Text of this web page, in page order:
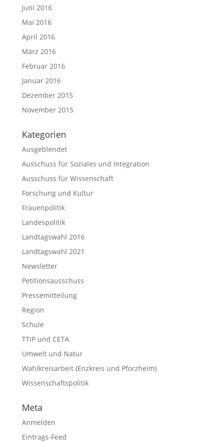
Juni 2016
Mai 2016
April 2016
März 2016
Februar 2016
Januar 2016
Dezember 2015
November 2015
Kategorien
Ausgeblendet
Ausschuss für Soziales und Integration
Ausschuss für Wissenschaft
Forschung und Kultur
Frauenpolitik
Landespolitik
Landtagswahl 2016
Landtagswahl 2021
Newsletter
Petitionsausschuss
Pressemitteilung
Region
Schule
TTIP und CETA
Umwelt und Natur
Wahlkreisarbeit (Enzkreis und Pforzheim)
Wissenschaftspolitik
Meta
Anmelden
Eintrags-Feed